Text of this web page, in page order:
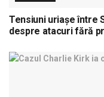
Tensiuni uriașe între
despre atacuri fără